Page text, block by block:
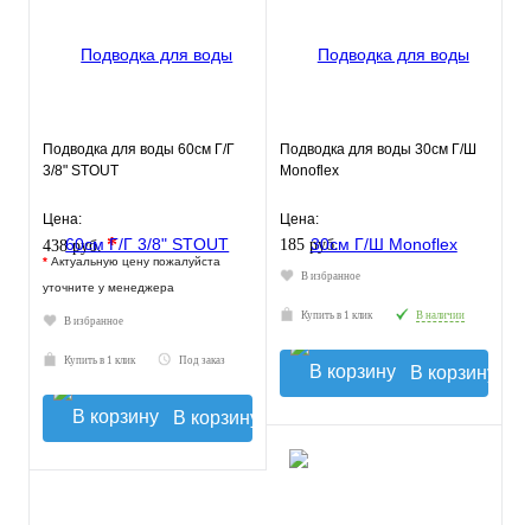
Подводка для воды 60см Г/Г
3/8" STOUT
Цена:
438 руб. *
* Актуальную цену пожалуйста
уточните у менеджера
В избранное
Купить в 1 клик Под заказ
В корзину
Подводка для воды 30см Г/Ш
Monoflex
Цена:
185 руб.
В избранное
Купить в 1 клик В наличии
В корзину